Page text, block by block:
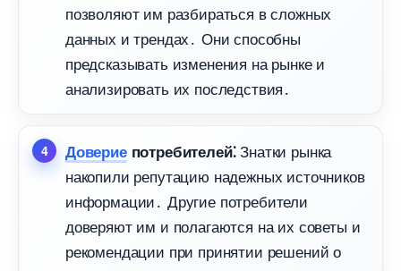
позволяют им разбираться в сложных
данных и трендах․ Они способны
предсказывать изменения на рынке и
анализировать их последствия․
Довериепотребителей⁚Знатки рынка
накопили репутацию надежных источнико
информации․ Другие потребители
доверяют им и полагаются на их советы и
рекомендации при принятии решений о